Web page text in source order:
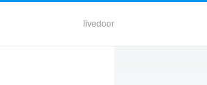
livedoor